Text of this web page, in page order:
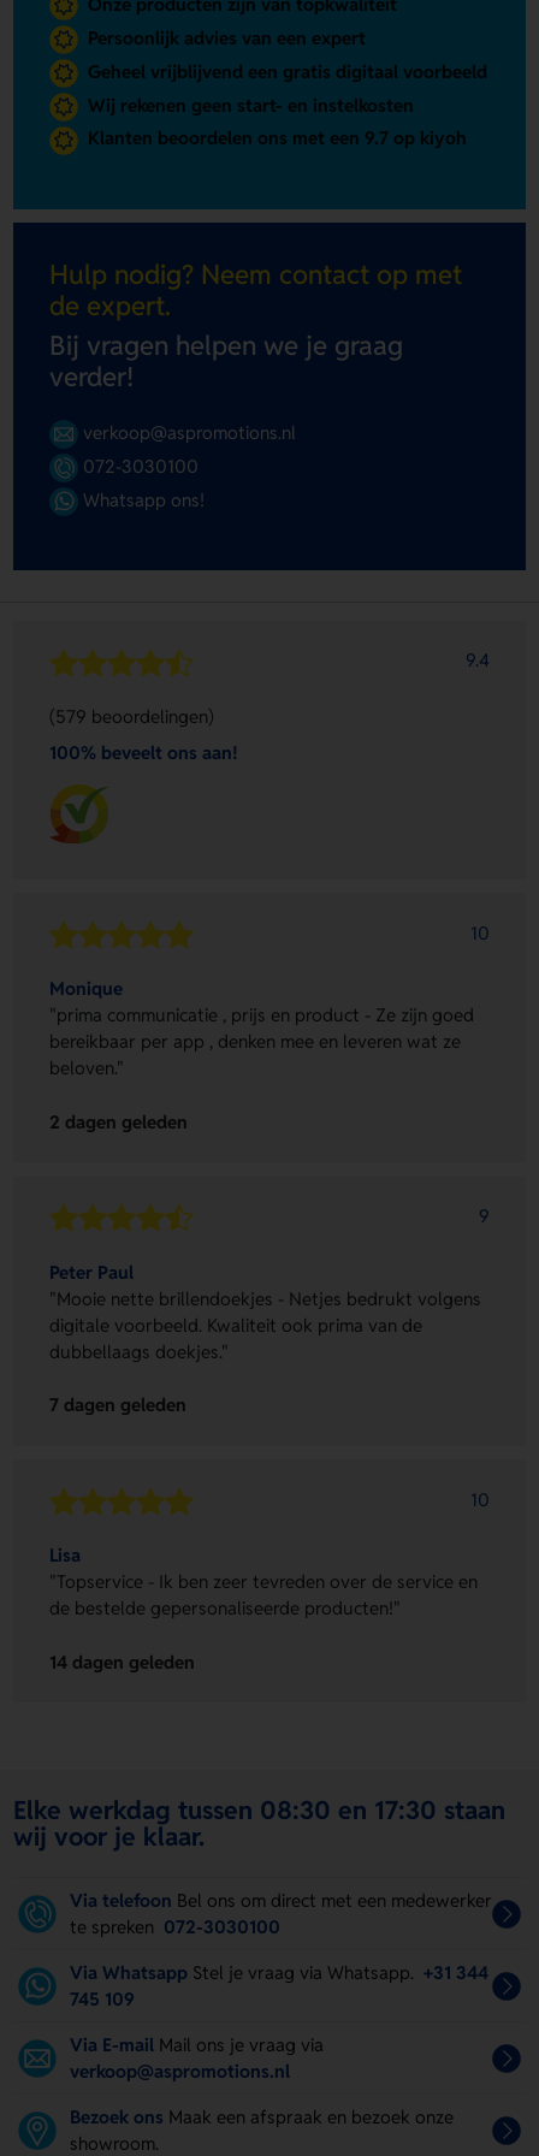
Persoonlijk advies van een expert
Geheel vrijblijvend een gratis digitaal voorbeeld
Wij rekenen geen start- en instelkosten
Klanten beoordelen ons met een 9.7 op kiyoh
Hulp nodig? Neem contact op met
de expert.
Bij vragen helpen we je graag
verder!
verkoop@aspromotions.nl
072-3030100
Whatsapp ons!
9.4
(579 beoordelingen)
100% beveelt ons aan!
10
Monique
"prima communicatie , prijs en product - Ze zijn goed
bereikbaar per app , denken mee en leveren wat ze
beloven."
2 dagen geleden
9
Peter Paul
"Mooie nette brillendoekjes - Netjes bedrukt volgens
digitale voorbeeld. Kwaliteit ook prima van de
dubbellaags doekjes."
7 dagen geleden
10
Lisa
"Topservice - Ik ben zeer tevreden over de service en
de bestelde gepersonaliseerde producten!"
14 dagen geleden
Elke werkdag tussen 08:30 en 17:30 staan
wij voor je klaar.
Via telefoon Bel ons om direct met een medewerker
te spreken 072-3030100
Via Whatsapp Stel je vraag via Whatsapp. +31 344
745 109
Via E-mail Mail ons je vraag via
verkoop@aspromotions.nl
Bezoek ons Maak een afspraak en bezoek onze
showroom.